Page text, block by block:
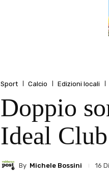
Sport Calcio Edizioni locali
Doppio
Ideal
By Michele Bossini 16